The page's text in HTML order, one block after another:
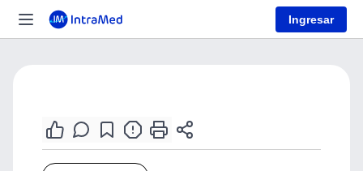
Ingresar